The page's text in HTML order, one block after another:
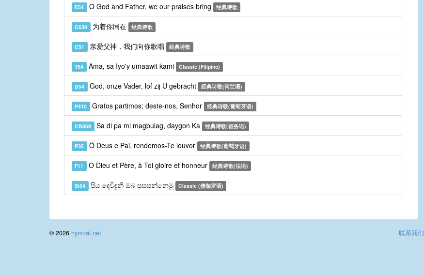
E54 O God and Father, we our praises bring 经典诗歌
C630 为着你同在 经典诗歌
C51 亲爱父神，我们向你歌唱 经典诗歌
T54 Ama, sa Iyo'y umaawit kami Classic (Filipino)
D54 God, onze Vader, lof zij U gebracht 经典诗歌(菏兰语)
P410 Gratos partimos; deste-nos, Senhor 经典诗歌(葡萄牙语)
CB869 Sa di pa mi magbulag, daygon Ka 经典诗歌(宿务语)
P35 Ó Deus e Pai, rendemos-Te louvor 经典诗歌(葡萄牙语)
F11 Ô Dieu et Père, à Toi gloire et honneur 经典诗歌(法语)
Si54 පිය දෙවිඳුනි ඔබ පසසන්නෙමූ Classic (僧伽罗语)
联系我们
© 2026 hymnal.net